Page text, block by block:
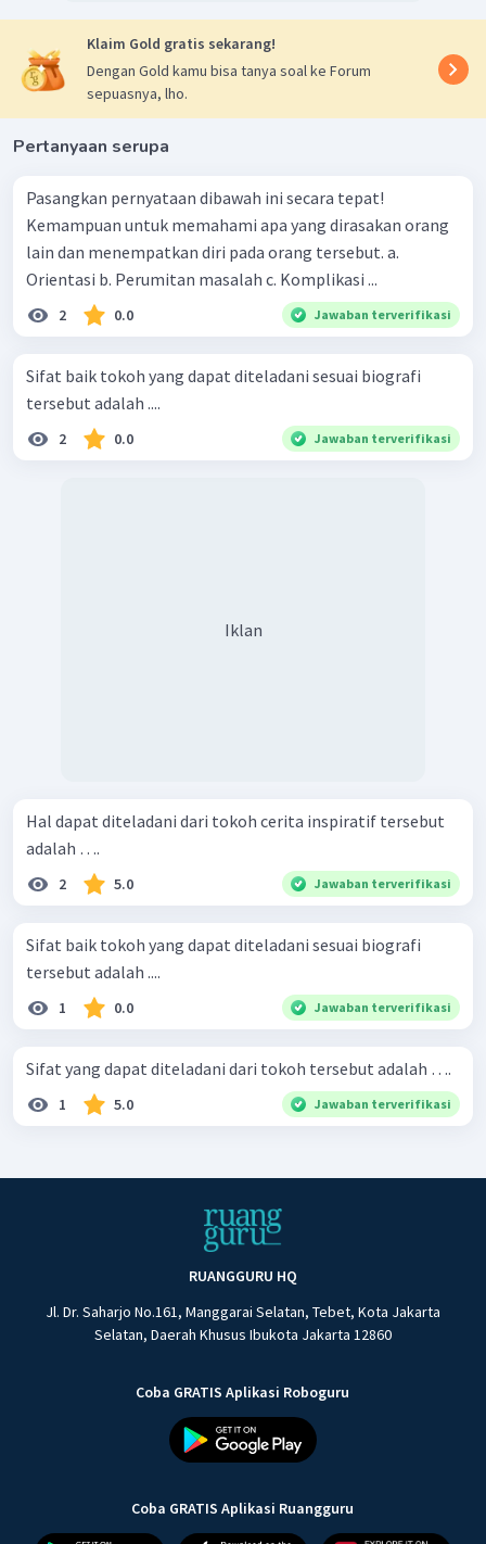
Klaim Gold gratis sekarang!
Dengan Gold kamu bisa tanya soal ke Forum
sepuasnya, lho.
Pertanyaan serupa
Pasangkan pernyataan dibawah ini secara tepat!
Kemampuan untuk memahami apa yang dirasakan orang
lain dan menempatkan diri pada orang tersebut. a.
Orientasi b. Perumitan masalah c. Komplikasi ...
2 0.0 Jawaban terverifikasi
Sifat baik tokoh yang dapat diteladani sesuai biografi
tersebut adalah ....
2 0.0 Jawaban terverifikasi
Iklan
Hal dapat diteladani dari tokoh cerita inspiratif tersebut
adalah ….
2 5.0 Jawaban terverifikasi
Sifat baik tokoh yang dapat diteladani sesuai biografi
tersebut adalah ....
1 0.0 Jawaban terverifikasi
Sifat yang dapat diteladani dari tokoh tersebut adalah ….
1 5.0 Jawaban terverifikasi
RUANGGURU HQ
Jl. Dr. Saharjo No.161, Manggarai Selatan, Tebet, Kota Jakarta
Selatan, Daerah Khusus Ibukota Jakarta 12860
Coba GRATIS Aplikasi Roboguru
Coba GRATIS Aplikasi Ruangguru